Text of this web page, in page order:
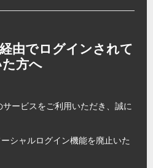
由でログインされて
方へ
ービスをご利用いただき、誠に
シャルログイン機能を廃止いた